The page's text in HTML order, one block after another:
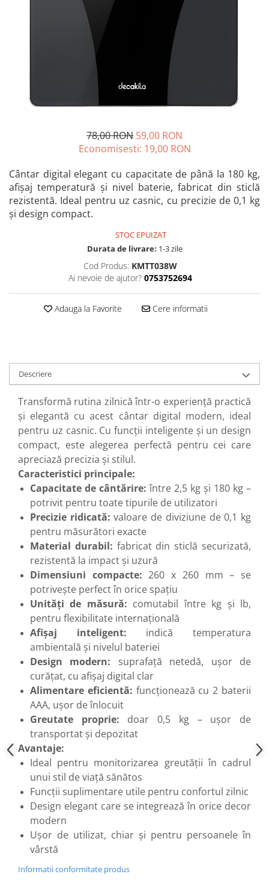
Picamere
Polizoare unghiulare
Accesorii pentru drujbă
Echipamente de protecție
Foarfece tablă
Instalații sanitare
Lampi
Mașină de tocat carne
Pistol pentru vopsit
Pompă, hidrofor
presiune
Prelate și Folii de Protecție
Prelungitoare
Rindele electrice
Accesorii rindele
Scule electrice
Accesorii pentru polizor
Accesorii scule electrice
Compresoare aer
Fierastrau sabie
Fierăstrău circular
Flexuri
Mixere mortar
Motoare electrice
Pistoale de bătut cuie
Polizoare
Seturi aparate electrice
Testere electrice
Unelte multifuncționale
Vibratoare pentru beton
Scule manuale
Aparate de Tăiat Gresie
Briceag multifuncțional
Ciocan
Clești
Dălți pentru Lemn
Menghine
Scule pentru Gresie și Sticlă
Scule pentru grădină
Suflantă frunze
Suporturi laptop
Tirbușoane și deschizătoare de
78,00 RON 59,00 RON
Economisesti: 19,00 RON
Cântar digital elegant cu capacitate de până la 180 kg,
afișaj temperatură și nivel baterie, fabricat din sticlă
rezistentă. Ideal pentru uz casnic, cu precizie de 0,1 kg
și design compact.
STOC EPUIZAT
Durata de livrare: 1-3 zile
Cod Produs: KMTT038W
Ai nevoie de ajutor? 0753752694
Adauga la Favorite Cere informatii
Descriere
Transformă rutina zilnică într-o experiență practică
și elegantă cu acest cântar digital modern, ideal
pentru uz casnic. Cu funcții inteligente și un design
compact, este alegerea perfectă pentru cei care
apreciază precizia și stilul.
Caracteristici principale:
Capacitate de cântărire: între 2,5 kg și 180 kg –
potrivit pentru toate tipurile de utilizatori
Precizie ridicată: valoare de diviziune de 0,1 kg
pentru măsurători exacte
Material durabil: fabricat din sticlă securizată,
rezistentă la impact și uzură
Dimensiuni compacte: 260 x 260 mm – se
potrivește perfect în orice spațiu
Unități de măsură: comutabil între kg și lb,
pentru flexibilitate internațională
Afișaj inteligent: indică temperatura
ambientală și nivelul bateriei
Design modern: suprafață netedă, ușor de
curățat, cu afișaj digital clar
Alimentare eficientă: funcționează cu 2 baterii
AAA, ușor de înlocuit
Greutate proprie: doar 0,5 kg – ușor de
transportat și depozitat
Avantaje:
Ideal pentru monitorizarea greutății în cadrul
unui stil de viață sănătos
Funcții suplimentare utile pentru confortul zilnic
Design elegant care se integrează în orice decor
modern
Ușor de utilizat, chiar și pentru persoanele în
vârstă
Informatii conformitate produs